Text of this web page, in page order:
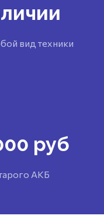
вид техники
руб
АКБ